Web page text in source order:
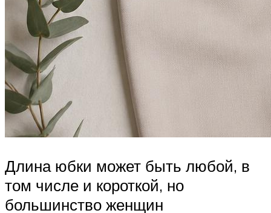
Длина юбки может быть любой, в
том числе и короткой, но
большинство женщин